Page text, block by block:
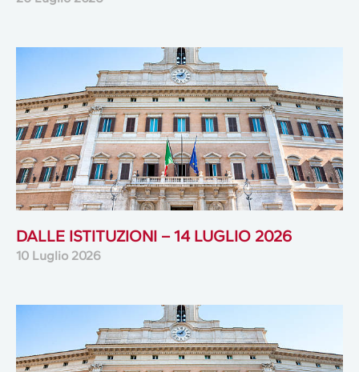
DALLE ISTITUZIONI – 14 LUGLIO 2026
10 Luglio 2026